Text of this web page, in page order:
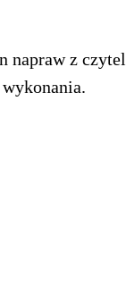
napraw z